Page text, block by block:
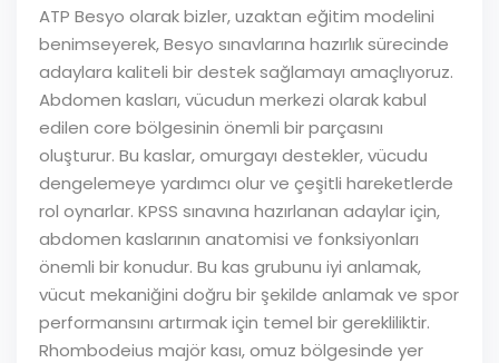
ATP Besyo olarak bizler, uzaktan eğitim modelini
benimseyerek, Besyo sınavlarına hazırlık sürecinde
adaylara kaliteli bir destek sağlamayı amaçlıyoruz.
Abdomen kasları, vücudun merkezi olarak kabul
edilen core bölgesinin önemli bir parçasını
oluşturur. Bu kaslar, omurgayı destekler, vücudu
dengelemeye yardımcı olur ve çeşitli hareketlerde
rol oynarlar. KPSS sınavına hazırlanan adaylar için,
abdomen kaslarının anatomisi ve fonksiyonları
önemli bir konudur. Bu kas grubunu iyi anlamak,
vücut mekaniğini doğru bir şekilde anlamak ve spor
performansını artırmak için temel bir gerekliliktir.
Rhombodeius majör kası, omuz bölgesinde yer